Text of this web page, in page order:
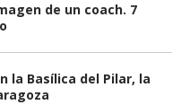
de un coach. 7
la Basílica del Pilar, la